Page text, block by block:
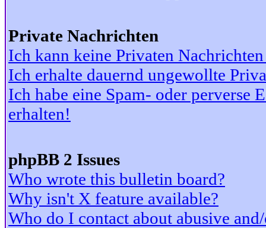
Private Nachrichten
Ich kann keine Privaten
Ich erhalte dauernd ungewollte
Ich habe eine Spam- oder perverse
erhalten!
phpBB 2 Issues
Who wrote this bulletin board?
Why isn't X feature available?
Who do I contact about abusive